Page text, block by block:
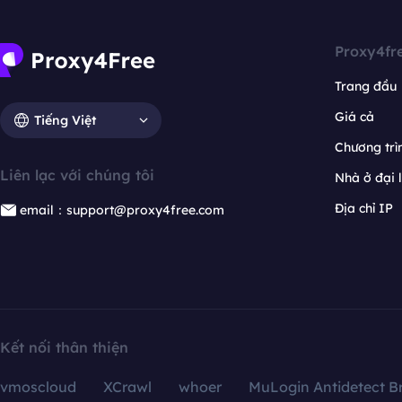
Tiếng Việt
Liên lạc với chúng tôi
email：support@proxy4free.com
Trang đầu
Giá cả
Chương
Nhà ở đại
Địa chỉ IP
Kết nối thân thiện
vmoscloud XCrawl whoer
MuLogin Antidetect